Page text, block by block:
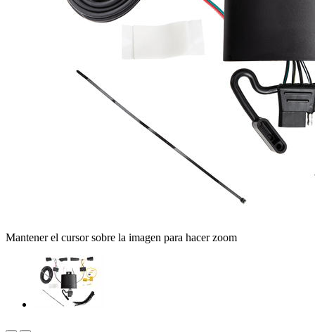
Mantener el cursor sobre la imagen para hacer zoom